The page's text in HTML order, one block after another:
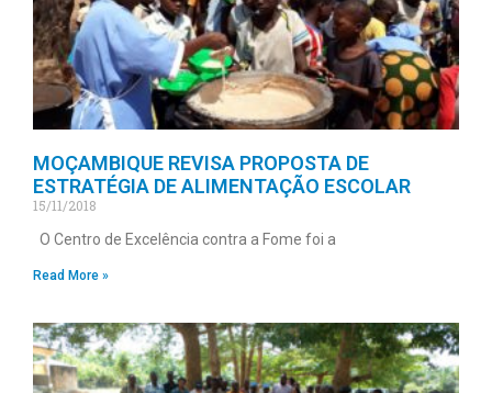
MOÇAMBIQUE REVISA PROPOSTA DE
ESTRATÉGIA DE ALIMENTAÇÃO ESCOLAR
15/11/2018
O Centro de Excelência contra a Fome foi a
Read More »